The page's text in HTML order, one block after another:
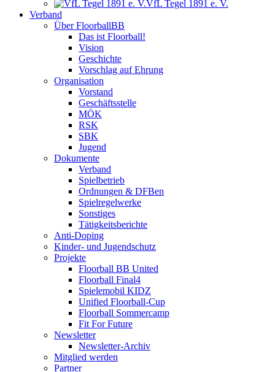
VfL Tegel 1891 e. V.
Verband
Über FloorballBB
Das ist Floorball!
Vision
Geschichte
Vorschlag auf Ehrung
Organisation
Vorstand
Geschäftsstelle
MÖK
RSK
SBK
Jugend
Dokumente
Verband
Spielbetrieb
Ordnungen & DFBen
Spielregelwerke
Sonstiges
Tätigkeitsberichte
Anti-Doping
Kinder- und Jugendschutz
Projekte
Floorball BB United
Floorball Final4
Spielemobil KIDZ
Unified Floorball-Cup
Floorball Sommercamp
Fit For Future
Newsletter
Newsletter-Archiv
Mitglied werden
Partner